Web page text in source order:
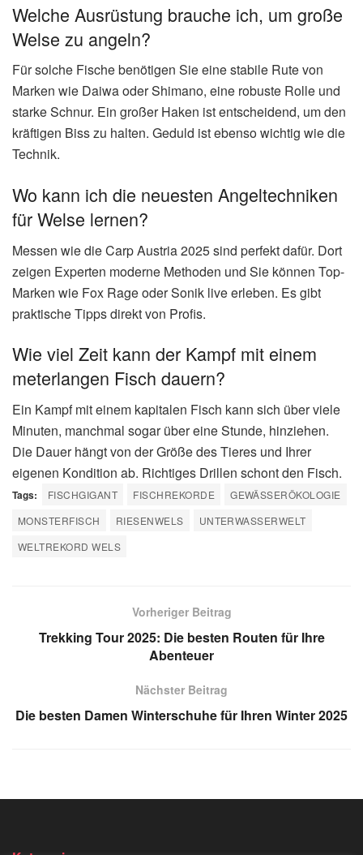
Welche Ausrüstung brauche ich, um große
Welse zu angeln?
Für solche Fische benötigen Sie eine stabile Rute von
Marken wie Daiwa oder Shimano, eine robuste Rolle und
starke Schnur. Ein großer Haken ist entscheidend, um den
kräftigen Biss zu halten. Geduld ist ebenso wichtig wie die
Technik.
Wo kann ich die neuesten Angeltechniken
für Welse lernen?
Messen wie die Carp Austria 2025 sind perfekt dafür. Dort
zeigen Experten moderne Methoden und Sie können Top-
Marken wie Fox Rage oder Sonik live erleben. Es gibt
praktische Tipps direkt von Profis.
Wie viel Zeit kann der Kampf mit einem
meterlangen Fisch dauern?
Ein Kampf mit einem kapitalen Fisch kann sich über viele
Minuten, manchmal sogar über eine Stunde, hinziehen.
Die Dauer hängt von der Größe des Tieres und Ihrer
eigenen Kondition ab. Richtiges Drillen schont den Fisch.
Tags: FISCHGIGANT FISCHREKORDE
GEWÄSSERÖKOLOGIE
MONSTERFISCH
RIESENWELS
UNTERWASSERWELT
WELTREKORD WELS
Vorheriger Beitrag
Trekking Tour 2025: Die besten Routen für Ihre
Abenteuer
Nächster Beitrag
Die besten Damen Winterschuhe für Ihren Winter 2025